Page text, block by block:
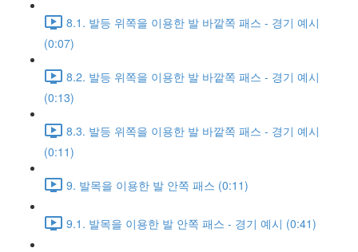
8.1. 발등 위쪽을 이용한 발 바깥쪽 패스 - 경기 예시
(0:07)
8.2. 발등 위쪽을 이용한 발 바깥쪽 패스 - 경기 예시
(0:13)
8.3. 발등 위쪽을 이용한 발 바깥쪽 패스 - 경기 예시
(0:11)
9. 발목을 이용한 발 안쪽 패스 (0:11)
9.1. 발목을 이용한 발 안쪽 패스 - 경기 예시 (0:41)